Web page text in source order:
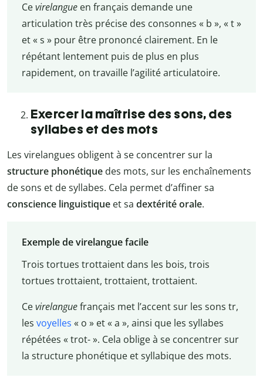
Cevirelangue en français demande une
articulation très précise des consonnes « b », « t »
et « s » pour être prononcé clairement. En le
répétant lentement puis de plus en plus
rapidement, on travaille l’agilité articulatoire.
Exercer la maîtrise des sons, des
syllabes et des mots
Les virelangues obligent à se concentrer sur la
structure phonétique des mots, sur les enchaînements
de sons et de syllabes. Cela permet d’affiner sa
conscience linguistique et sa dextérité orale.
Exemple de virelangue facile
Trois tortues trottaient dans les bois, trois
tortues trottaient, trottaient, trottaient.
Cevirelanguefrançais met l’accent sur les sons tr,
les voyelles « o » et « a », ainsi que les syllabes
répétées « trot- ». Cela oblige à se concentrer sur
la structure phonétique et syllabique des mots.